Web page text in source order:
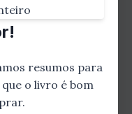
resumos para
o livro é bom